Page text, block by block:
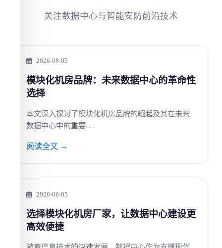
关注数据中心与智能安防前沿技术
2026-08-05
模块化机房品牌：未来数据中心的革命性
选择
本文深入探讨了模块化机房品牌的崛起及其在未来
数据中心中的重要…
阅读全文 →
2026-08-05
选择模块化机房厂家，让数据中心建设更
高效便捷